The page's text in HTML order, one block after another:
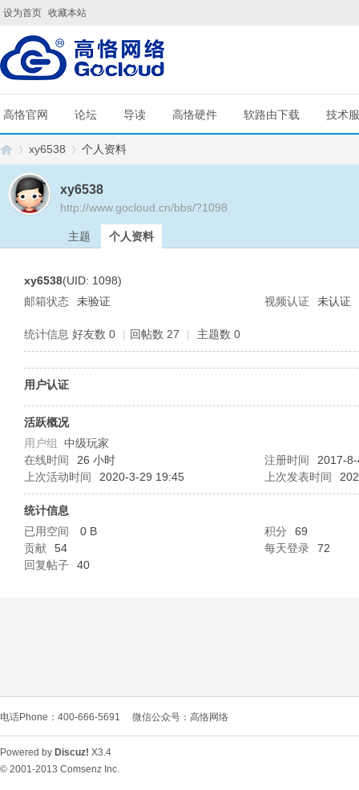
设为首页 收藏本站
高恪官网 论坛 导读 高恪硬件 软路由下载 技术
L
xy6538 个人资料
xy6538
http://www.gocloud.cn/bbs/?1098
主题 个人资料
xy6538(UID: 1098)
邮箱状态
未验证 视频认证 未认证
统计信息 好友数 0 | 回帖数 27 | 主题数 0
用户认证
活跃概况
用户组 中级玩家
在线时间
26 小时 注册时间
2017-
上次活动时间
2020-3-29 19:45 上次发表时间
统计信息
已用空间
0 B 积分
69
贡献
54 每天登录
72
回复帖子
40
电话Phone：400-666-5691 微信公众号：高恪网络
Powered by Discuz! X3.4
© 2001-2013 Comsenz Inc.